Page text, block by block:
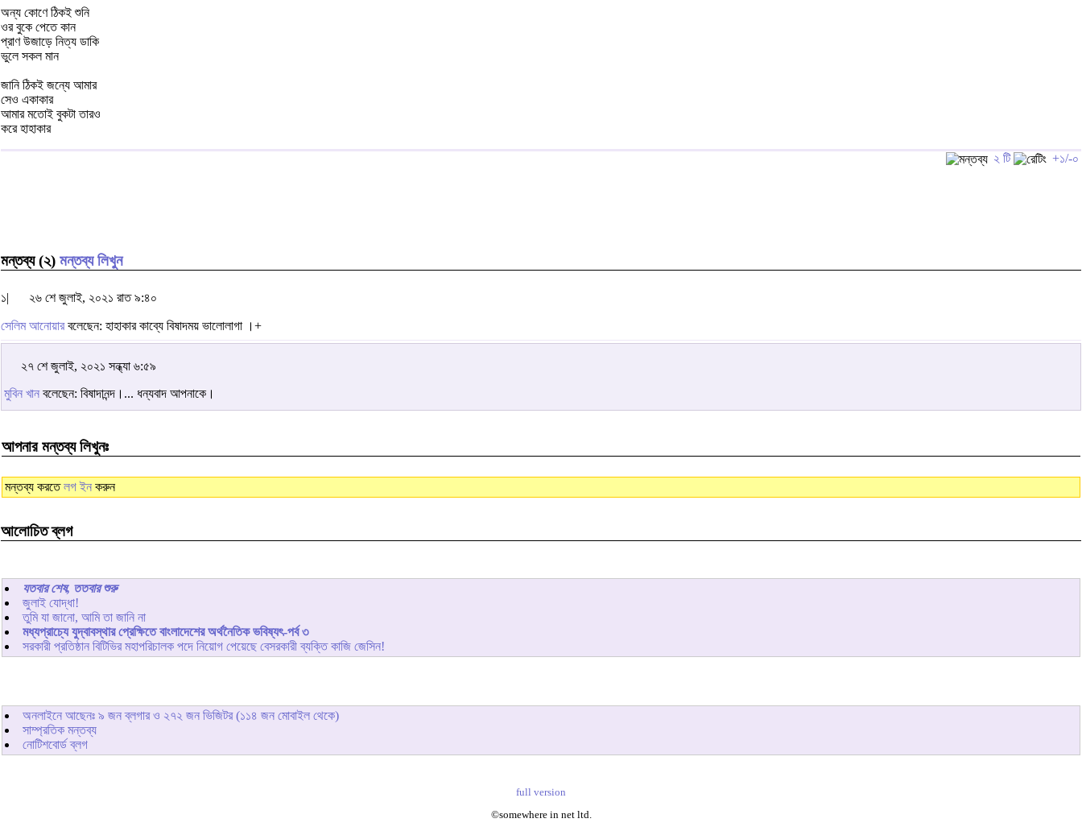
অন্য কোণে ঠিকই শুনি
ওর বুকে পেতে কান
প্রাণ উজাড়ে নিত্য ডাকি
ভুলে সকল মান
জানি ঠিকই জন্যে আমার
সেও একাকার
আমার মতোই বুকটা তারও
করে হাহাকার
২ টি +১/-০
মন্তব্য (২) মন্তব্য লিখুন
১| ২৬ শে জুলাই, ২০২১ রাত ৯:৪০
সেলিম আনোয়ারবলেছেন: হাহাকার কাব্যে বিষাদময় ভালোলাগা ।+
২৭ শে জুলাই, ২০২১ সন্ধ্যা ৬:৫৯
মুবিন খান বলেছেন: বিষাদানন্দ।... ধন্যবাদ আপনাকে।
আপনার মন্তব্য লিখুনঃ
মন্তব্য করতেলগ ইন করুন
আলোচিত ব্লগ
যতবার শেষ, ততবার শুরু
জুলাই যোদ্ধা!
তুমি যা জানো, আমি তা জানি না
মধ্যপ্রাচ্যে যুদ্বাবস্থার প্রেক্ষিতে বাংলাদেশের অর্থনৈতিক ভবিষ্যৎ-পর্ব ৩
সরকারী প্রতিষ্ঠান বিটিভির মহাপরিচালক পদে নিয়োগ পেয়েছে বেসরকারী ব্যক্তি কাজি জেসিন!
অনলাইনে আছেনঃ ৯ জন ব্লগার ও ২৭২ জন ভিজিটর (১১৪ জন মোবাইল থেকে)
সাম্প্রতিক মন্তব্য
নোটিশবোর্ড ব্লগ
full version
©somewhere in net ltd.